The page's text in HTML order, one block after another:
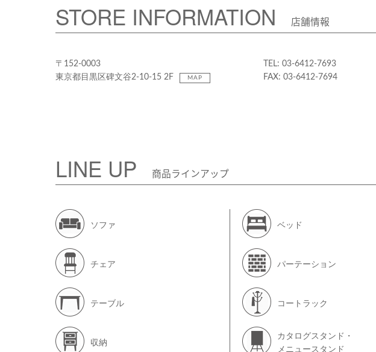
STORE INFORMATION 店舗情報
〒152-0003
東京都目黒区碑文谷2-10-15 2F
MAP
TEL: 03-6412-7693
FAX: 03-6412-7694
LINE UP 商品ラインアップ
ソファ
チェア
テーブル
収納
ベッド
パーテーション
コートラック
カタログスタンド・
メニュースタンド